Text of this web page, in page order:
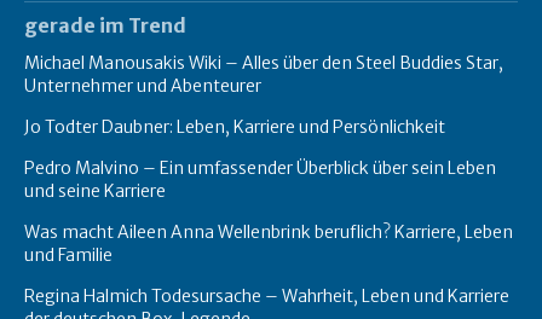
gerade im Trend
Michael Manousakis Wiki – Alles über den Steel Buddies Star,
Unternehmer und Abenteurer
Jo Todter Daubner: Leben, Karriere und Persönlichkeit
Pedro Malvino – Ein umfassender Überblick über sein Leben
und seine Karriere
Was macht Aileen Anna Wellenbrink beruflich? Karriere, Leben
und Familie
Regina Halmich Todesursache – Wahrheit, Leben und Karriere